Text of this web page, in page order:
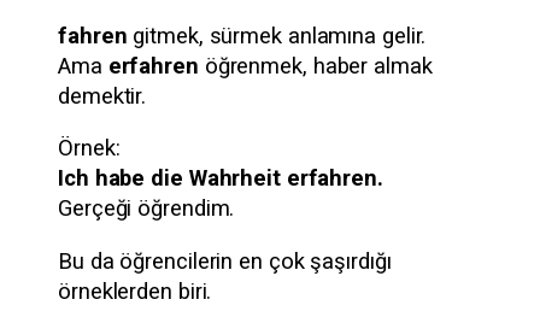
fahren gitmek, sürmek anlamına gelir.
Ama erfahren öğrenmek, haber almak
demektir.
Örnek:
Ich habe die Wahrheit erfahren.
Gerçeği öğrendim.
Bu da öğrencilerin en çok şaşırdığı
örneklerden biri.